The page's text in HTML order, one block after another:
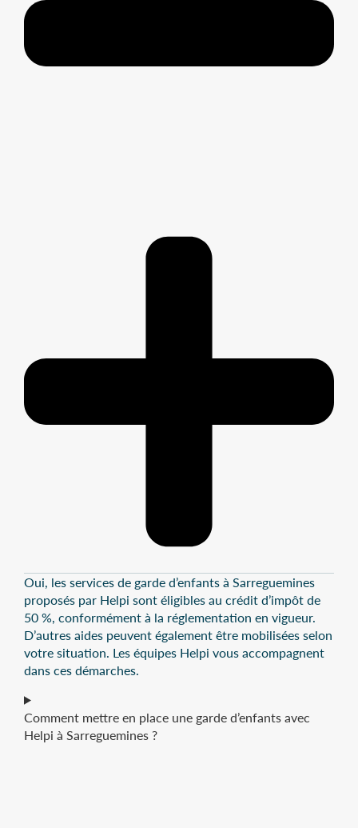
Oui, les services de garde d’enfants à Sarreguemines
proposés par Helpi sont éligibles au crédit d’impôt de
50 %, conformément à la réglementation en vigueur.
D’autres aides peuvent également être mobilisées selon
votre situation. Les équipes Helpi vous accompagnent
dans ces démarches.
Comment mettre en place une garde d’enfants avec
Helpi à Sarreguemines ?